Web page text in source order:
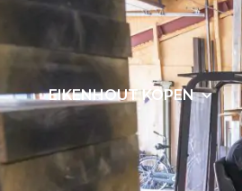
EIKENHOUT KOPEN